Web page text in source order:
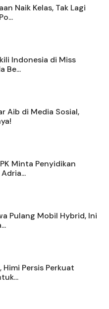
Naik Kelas, Tak Lagi
Indonesia di Miss
Be...
Aib di Media Sosial,
Minta Penyidikan
Pulang Mobil Hybrid, Ini
Persis Perkuat